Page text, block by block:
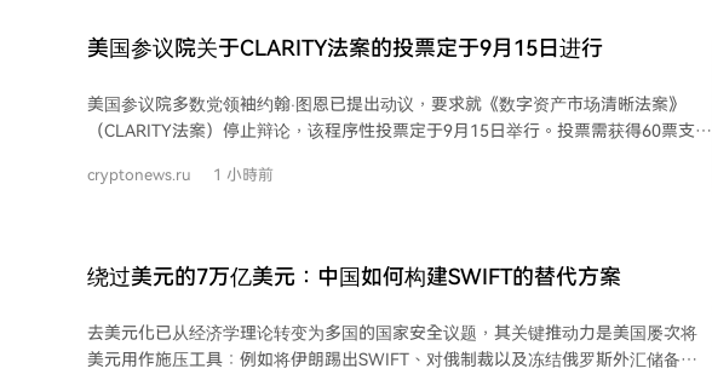
美国参议院关于CLARITY法案的投票定于9月15日进行
美国参议院多数党领袖约翰·图恩已提出动议，要求就《数字资产市场清晰法案》
（CLARITY法案）停止辩论，该程序性投票定于9月15日举行。投票需获得60票支持
官员及其家属持有数字资产利益的道德条款，以及稳定币监管规则的分歧。目前两
界限，并划分美国证券交易委员会（SEC）和商品期货交易委员会（CFTC）的监管
职责。 其最终命运取决于9月15日的程序投票结果，以及各方能否在此之前就道德
局。
cryptonews.ru 1 小時前
绕过美元的7万亿美元：中国如何构建SWIFT的替代方案
去美元化已从经济学理论转变为多国的国家安全议题，其关键推动力是美国屡次将
美元用作施压工具：例如将伊朗踢出SWIFT、对俄制裁以及冻结俄罗斯外汇储备。